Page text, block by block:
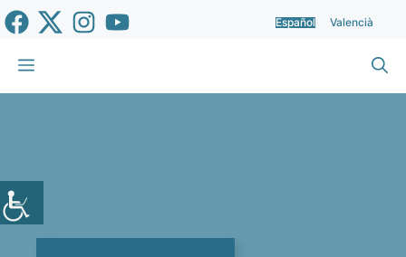
Saltar
al
contenido
Español Valencià
Menú